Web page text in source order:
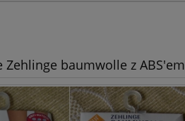
Zehlinge baumwolle z ABS'em